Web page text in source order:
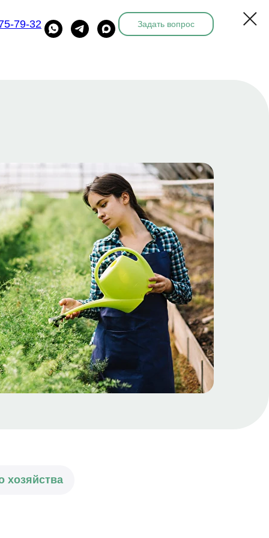
79-32 Задать вопрос
хозяйства